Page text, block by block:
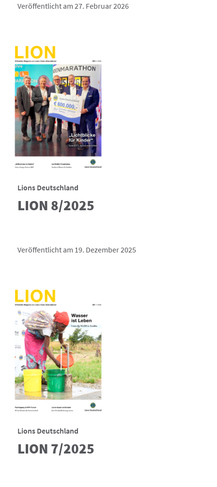
Veröffentlicht am 27. Februar 2026
Lions Deutschland
LION 8/2025
Veröffentlicht am 19. Dezember 2025
Lions Deutschland
LION 7/2025